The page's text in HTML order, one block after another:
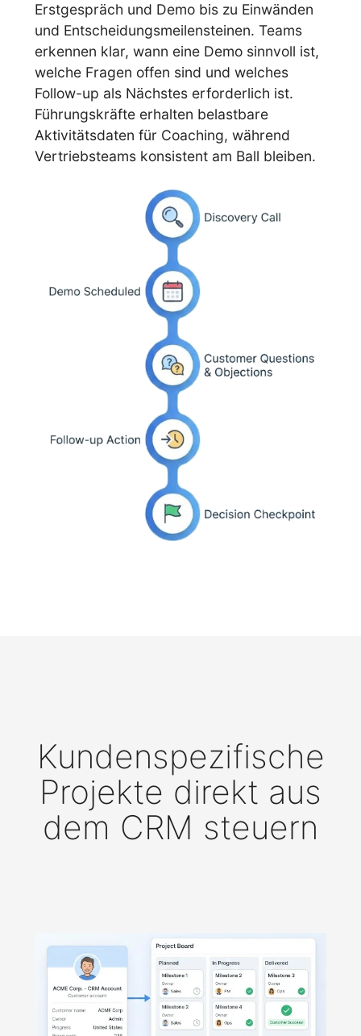
Erstgespräch und Demo bis zu Einwänden
und Entscheidungsmeilensteinen. Teams
erkennen klar, wann eine Demo sinnvoll ist,
welche Fragen offen sind und welches
Follow-up als Nächstes erforderlich ist.
Führungskräfte erhalten belastbare
Aktivitätsdaten für Coaching, während
Vertriebsteams konsistent am Ball bleiben.
Kundenspezifische
Projekte direkt aus
dem CRM steuern